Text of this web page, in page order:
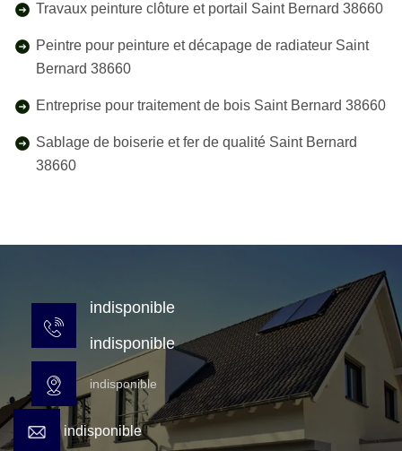
Travaux peinture clôture et portail Saint Bernard 38660
Peintre pour peinture et décapage de radiateur Saint
Bernard 38660
Entreprise pour traitement de bois Saint Bernard 38660
Sablage de boiserie et fer de qualité Saint Bernard
38660
indisponible
indisponible
indisponible
indisponible